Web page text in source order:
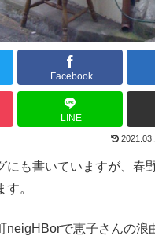
Facebook
LINE
にも書いていますが、春
。
neigHBorで恵子さんの浪